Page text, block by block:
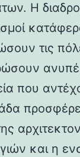
Η
τις
που
και η